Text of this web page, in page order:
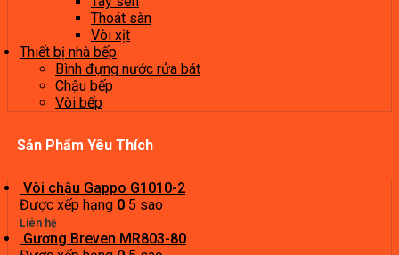
Thoát sàn
Vòi xịt
Thiết bị nhà bếp
Bình đựng nước rửa bát
Chậu bếp
Vòi bếp
Sản Phẩm Yêu Thích
Vòi chậu Gappo G1010-2
Được xếp hạng 0 5 sao
Liên hệ
Gương Breven MR803-80